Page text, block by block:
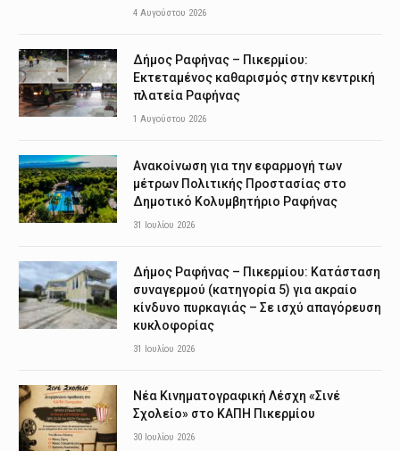
4 Αυγούστου 2026
Δήμος Ραφήνας – Πικερμίου:
Εκτεταμένος καθαρισμός στην κεντρική
πλατεία Ραφήνας
1 Αυγούστου 2026
Ανακοίνωση για την εφαρμογή των
μέτρων Πολιτικής Προστασίας στο
Δημοτικό Κολυμβητήριο Ραφήνας
31 Ιουλίου 2026
Δήμος Ραφήνας – Πικερμίου: Κατάσταση
συναγερμού (κατηγορία 5) για ακραίο
κίνδυνο πυρκαγιάς – Σε ισχύ απαγόρευση
κυκλοφορίας
31 Ιουλίου 2026
Νέα Κινηματογραφική Λέσχη «Σινέ
Σχολείο» στο ΚΑΠΗ Πικερμίου
30 Ιουλίου 2026